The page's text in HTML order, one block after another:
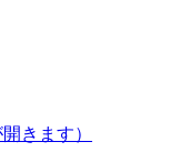
きます）